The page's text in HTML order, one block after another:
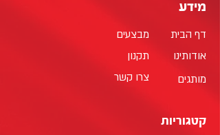
מידע
מבצעים
תקנון
צרו קשר
דף הבית
אודותינו
מותגים
קטגוריות